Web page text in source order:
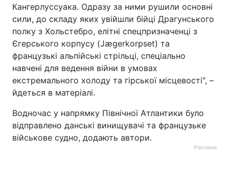
Кангерлуссуака. Одразу за ними рушили основні
сили, до складу яких увійшли бійці Драгунського
полку з Хольстебро, елітні спецпризначенці з
Єгерського корпусу (Jægerkorpset) та
французькі альпійські стрільці, спеціально
навчені для ведення війни в умовах
екстремального холоду та гірської місцевості", –
йдеться в матеріалі.
Водночас у напрямку Північної Атлантики було
відправлено данські винищувачі та французьке
військове судно, додають автори.
Реклама